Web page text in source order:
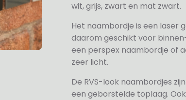
wit, grijs, zwart en mat zwart.
Het naambordje is een laser
daarom geschikt voor
een perspex naambordje of
zeer licht.
De RVS-look naambordjes
een geborstelde toplaag.